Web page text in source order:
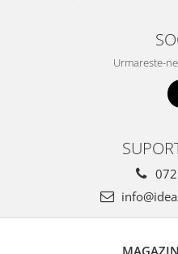
Urmareste-